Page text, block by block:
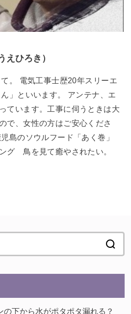
えひろき）
。 電気工事士歴20年スリーエ
」といいます。 アンテナ、エ
ています。工事に伺うときは大
で、女性の方はご安心くださ
島のソウルフード「あく巻」
グ 鳥を見て癒やされたい。
の下から水がポタポタ漏れる？